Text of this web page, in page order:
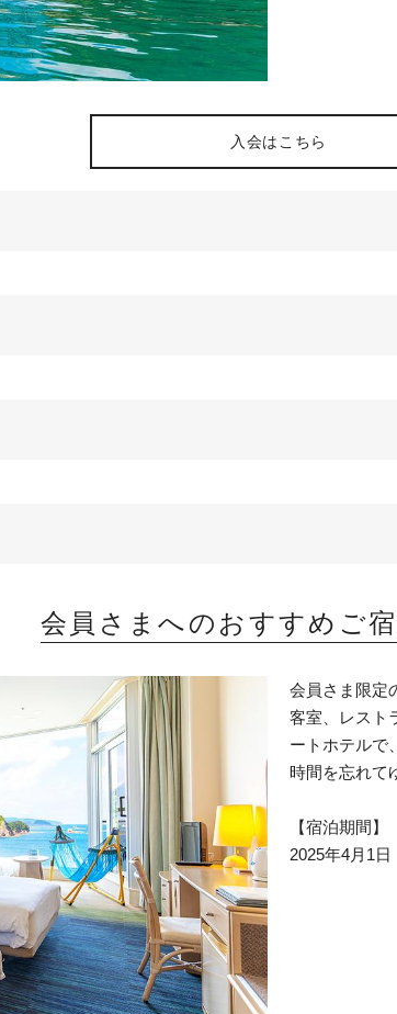
入会はこちら
会員さまへのおすすめご
会員さま限定
客室、レスト
ートホテルで、
時間を忘れて
【宿泊期間】
2025年4月1日